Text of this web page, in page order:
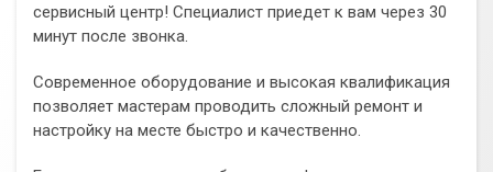
сервисный центр! Специалист приедет к вам через 30
минут после звонка.
Современное оборудование и высокая квалификация
позволяет мастерам проводить сложный ремонт и
настройку на месте быстро и качественно.